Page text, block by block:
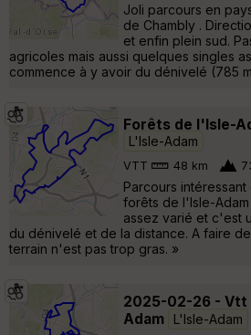
Joli parcours en
de Chambly .
et enfin plein sud.
agricoles mais aussi quelques singles
commence à y avoir du dénivelé (785
Forêts de l'Isle-
L'Isle-Adam
VTT 48 km
Parcours
forêts de l'Isle-
assez varié et c'est
du dénivelé et de la distance. A faire
terrain n'est pas trop gras. »
2025-02-26 -
Adam
L'Isle-Adam